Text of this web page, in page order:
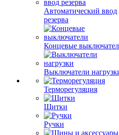
Автоматический ввод
резерва
Концевые
Выключатели
Терморегуляция
Щитки
Ручки